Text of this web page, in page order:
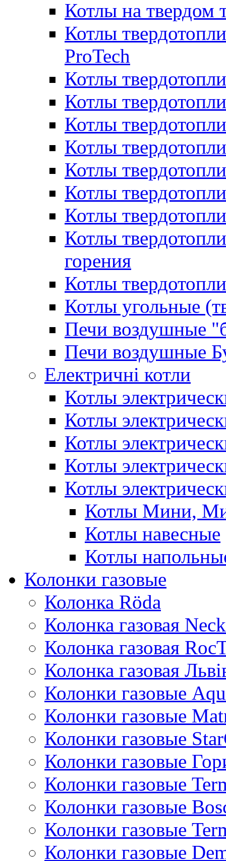
Котлы на твердом
Котлы
ProTech
Котлы
Котлы
Котлы
Котлы
Котлы
Котлы
Котлы
Котлы
горения
Котлы
Котлы угольные
Печи воздушные
Печи воздушные
Електричні котли
Котлы
Котлы
Котлы
Котлы
Котлы
Котлы Мини,
Котлы навесные
Котлы
Колонки газовые
Колонка Rӧda
Колонка газовая
Колонка газовая
Колонка газовая
Колонки газовые
Колонки газовые
Колонки газовые
Колонки газовые
Колонки газовые
Колонки газовые
Колонки газовые
Колонки газовые